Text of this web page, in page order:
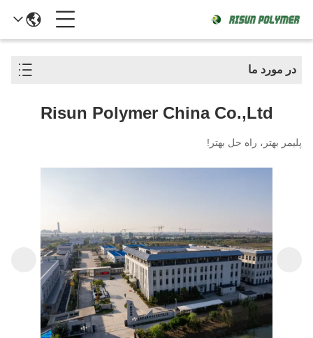
در مورد ما
Risun Polymer China Co.,Ltd
پلیمر بهتر، راه حل بهتر!